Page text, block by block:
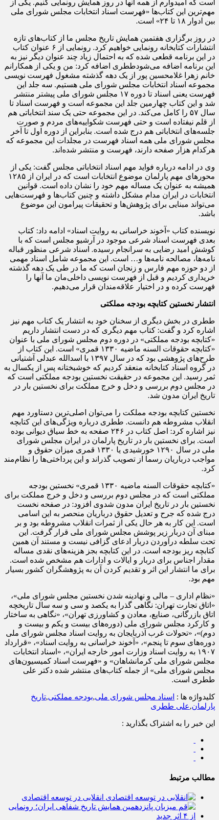
است که امیدوارم از همه آنها در روز همایش رونمایی کنیم. یکی از
مهم‌ترین این کتاب‌ها «فهرست اسناد انتخابات مجلس شورای ملی
بین ادوار ۱۸ تا ۲۴» است.
در روز برگزاری هفتمین همایش تاریخ مجلس ما از کتاب‌های تازه
انتشارات کتابخانه رونمایی خواهیم کرد. رونمایی از ۶ عنوان کتاب
در این برنامه قطعی شده که به احتمال زیاد چند عنوان دیگر نیز به
این برنامه اضافه می‌شودططری اضافه کرد: من و یکی از همکارانم
خانم زهرا غلامحسین پور از یک دهه گذشته مشغول فهرست نویسی
مجموعه اسناد انتخابات مجلس شورای ملی هستیم. سه جلد این
فهرست یعنی اسناد تا دوره ۱۷ مجلس شورای ملی پیشتر منتشر
شد و این کتاب چهارمین جلد این مجموعه است و فهرست اسناد تا
سال ۵۷ را کامل می‌کند. در این مجموعه حتی یک سند انتخاباتی هم
از قلم نیفتاده است و حتی فهرست شکواییه‌های مردم و صورت
جلسه‌های انتخاباتی هم درج شده است. بنابراین از دوره اول تا آخر
مجلس شورای ملی همه اسناد فهرست در مجلدات این مجموعه که
هرکدام هزار صفحه دارند، فهرست و منتشر شده‌اند.
وی در ادامه درباره فواید مهم اسناد انتخاباتی مجلس گفت: یکی از
محورهای مهم پارلمان موضوع انتخابات است که در ایران از ۱۲۸۵
همیشه به عنوان یک مساله مهم خود را نشان داده است. قوانین
انتخابات در ایران مدام مشکل داشته و چنین کتاب‌ها و فهرست‌هایی
می‌تواند مبنایی برای پژوهش‌ها و تحقیقات پیرامون این موضوع
باشد.
نویسنده کتاب «آخوند خراسانی به روایت اسناد» ادامه داد: کتاب
بعدی فهرست اسناد شرعی موجود در آرشیو مجلس است که با
کوشش امید رضایی به سرانجام رسیده. اسناد شرعی منظور قباله
نامه‌ها، مصالحه نامه‌ها و… است. این مجموعه شامل اسناد مهمی
از دو حوزه مهم فارس و زنجان است که ما در طی یک دهه گذشته
خریداری کردیم و قبل از فهرست نویسی داخلی‌مان ما آنها را
فهرست کرده و در اختیار علاقه‌مندان قرار می‌دهیم.
انتشار نخستین کتابچه بودجه مملکتی
ططری در بخش دیگری از سخنان خود به انتشار یک کتاب مهم نیز
اشاره کرد و گفت: کتاب مهم دیگری که در دست انتشار داریم
«کتابچه بودجه مملکتی» در دوره دوم مجلس شورای ملی با عنوان
«کتابچه حقوقات السنه ماضیه ۱۳۳۰ قمری» است. این کتاب از
طرح‌های پژوهشی بود که در سال ۱۳۹۷ با اسدالله عبدلی آشتیانی
در گروه اسناد کتابخانه منعقد کردیم که خوشبختانه پس از یکسال به
ثمر رسید. این مجموعه در حقیقت نخستین بودجه مملکتی است که
در مجلس دوم بررسی و دخل و خرج مملکت برای نخستین بار در
تاریخ ایران مدون شد.
نخستین کتابچه بودجه مملکت را می‌توان اصلی‌ترین دستاورد مهم
انقلاب مشروطه هم دانست. ططری درباره ویژگی‌های این کتابچه
نیز اشاره کرد: اصل کتاب در ۲۴۶ صفحه به خط سیاق دیوانی بوده
است. برای نخستین بار در تاریخ پارلمان در ایران مجلس شورای
ملی در سال ۱۲۹۰ خورشیدی یا ۱۳۳۰ قمری میزان حقوق و
مواجب درباریان رسما از تصویب گذراند و این پرداختی‌ها را نظام‌مند
کرد.
«کتابچه حقوقات السنه ماضیه ۱۳۳۰ قمری» نخستین بودجه
مملکتی است که در مجلس دوم بررسی و دخل و خرج مملکت برای
نخستین بار در تاریخ ایران مدون شدوی افزود: در صفحه نخست
درج شده که جرح و تعدیل حقوق درباریان منحصر به این اسامی
است. این کار به هر حال یکی از ثمرات انقلاب مشروطه بود و بر
مبنای آن دربار زیر پوشش مجلس شورای ملی قرار گرفت. این
تحت سلطه درآوردن دربار ادعای گزافی نیست و مستند آن همین
کتابچه ریز بودجه است. در این کتابچه بجز هزینه‌های نقدی مساله
مقدار اجناس برای دربار و ایالات و ادارات هم مشخص شده است.
برای ما انتشار این اثر و تقدیم کردن آن به پژوهشگران کشور بسیار
مهم بود.
«نظام اداری – مالی و نهادینه شدن نخستین مجلس شورای ملی»،
«اتاق تجارت تهران: نگاهی گذرا به یکصد و سی و سه سال تاریخچه
اتاق بازرگانی، صنایع، معادن و کشاورزی تهران»، «نگاهی به ساختار
و کارکرد مجلس شورای ملی (دوره‌های بیست و یکم و بیست و
دوم)‏»، «تحولات غرب آذربایجان به روایت اسناد مجلس شورای ملی
دوره‌های سوم تا پنجم»، «آخوند خراسانی به روایت اسناد»، «قرارداد
۱۹۰۷ به روایت اسناد وزارت‌ امور خارجه ایران»، «اسناد انتخابات
مجلس شورای ملی کرمانشاهان» و «فهرست اسناد کمیسیون‌های
مجلس شورای ملی» از جمله کتاب‌های منتشر شده دکتر علی
ططری است.
کلیدواژه ها : اسناد مجلس شورای ملی,بودجه مملکتی,تاریخ
پارلمان,علی ططری
این خبر را به اشتراک بگذارید :
مطالب مرتبط
انقلابی در توسعه اقتصادی